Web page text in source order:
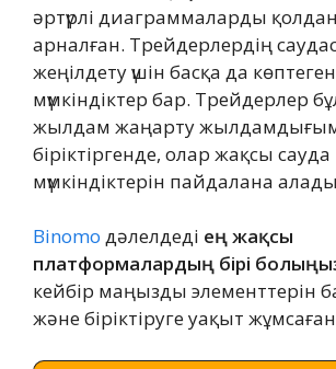
әртүрлі диаграммаларды
арналған. Трейдерлердің
жеңілдету үшін басқа да
мүмкіндіктер бар. Трейдерлер
жылдам жаңарту
біріктіргенде, олар жақсы сауда
мүмкіндіктерін пайдалана
Binomo дәлелдеді ең жақсы
платформалардың бірі
кейбір маңызды элементтерін
және біріктіруге уақыт